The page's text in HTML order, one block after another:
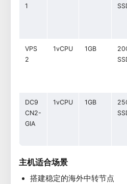
1
VPS
2
1vCPU 1GB
DC9
CN2-
GIA
1vCPU 1GB
主机适合场景
搭建稳定的海外中转节点